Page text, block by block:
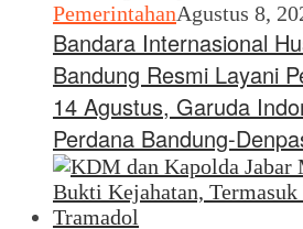
PemerintahanAgustus 8,
Bandara Internasional
Bandung Resmi Layani
14 Agustus, Garuda
Perdana Bandung-